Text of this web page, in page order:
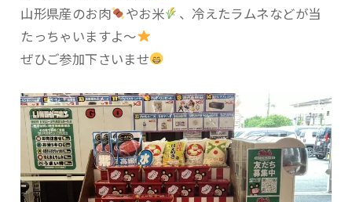
山形県産のお肉
やお米
、冷えたラムネなどが当
たっちゃいますよ〜
ぜひご参加下さいませ